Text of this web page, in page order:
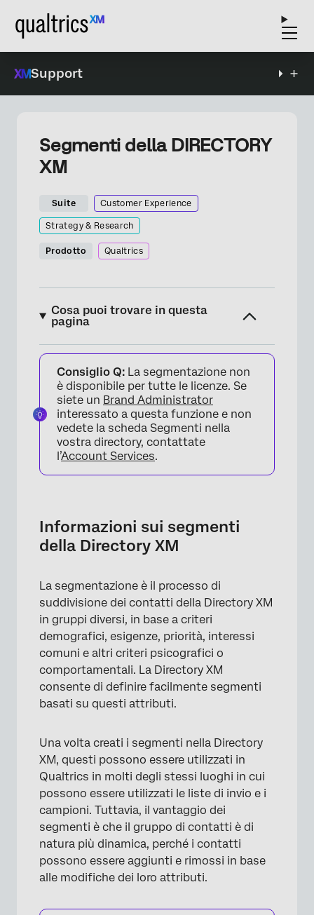
Support
Segmenti della DIRECTORY
XM
Suite Customer Experience
Strategy & Research
Prodotto Qualtrics
Cosa puoi trovare in questa
pagina
Informazioni sui segmenti della Directory XM
Creazione di segmenti
Segmenti generati dall’IA
Impostazione dei criteri del segmento
Modelli di segmento
Distribuzione ai segmenti della Directory XM
Tendenze del segmento
Ricostruzione di segmenti esistenti
Modifica dei criteri di un segmento esistente
Copia di segmenti
Eliminazione di segmenti
Contrassegnare i segmenti come preferiti
Utilizzo dei segmenti nei Dashboard CX
dei membri del segmento
Progetti che possono utilizzare i segmenti
Consiglio Q: La segmentazione non
è disponibile per tutte le licenze. Se
siete un Brand Administrator
interessato a questa funzione e non
vedete la scheda Segmenti nella
vostra directory, contattate
l’Account Services.
Informazioni sui segmenti
della Directory XM
La segmentazione è il processo di
suddivisione dei contatti della Directory XM
in gruppi diversi, in base a criteri
demografici, esigenze, priorità, interessi
comuni e altri criteri psicografici o
comportamentali. La Directory XM
consente di definire facilmente segmenti
basati su questi attributi.
Una volta creati i segmenti nella Directory
XM, questi possono essere utilizzati in
Qualtrics in molti degli stessi luoghi in cui
possono essere utilizzati le liste di invio e i
campioni. Tuttavia, il vantaggio dei
segmenti è che il gruppo di contatti è di
natura più dinamica, perché i contatti
possono essere aggiunti e rimossi in base
alle modifiche dei loro attributi.